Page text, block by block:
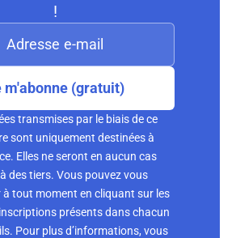
!
m'abonne (gratuit)
transmises par le biais de ce
sont uniquement destinées à
Elles ne seront en aucun cas
des tiers. Vous pouvez vous
à tout moment en cliquant sur les
présents dans chacun
Pour plus d’informations, vous